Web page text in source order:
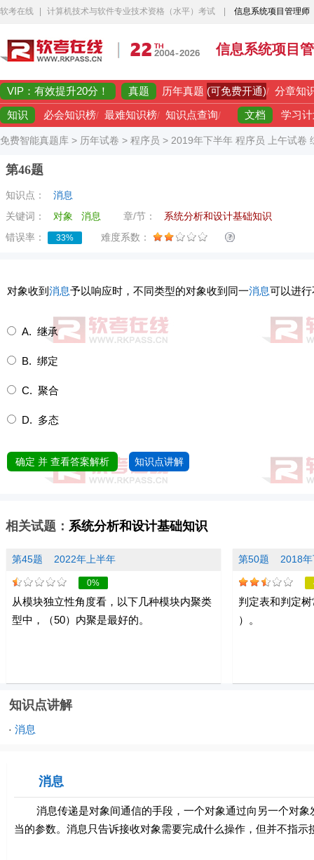
软考在线 计算机技术与软件专业技术资格（水平）考试 信息系统项目管理师
信息系统项目
VIP：有效提升20分！ 真题 历年真题 (可免费开通)/ 分章知
知识 必会知识榜/ 最难知识榜/ 知识点查询/ 文档 学习
免费智能真题库 > 历年试卷 > 程序员 > 2019年下半年 程序员 上午试卷
第46题
知识点：
消息
关键词：
对象 消息 章/节：
系统分析和设计基础知识
错误率：
33% 难度系数：
对象收到 消息予以响应时，不同类型的对象收到同一消息可以进
A. 继承
B. 绑定
C. 聚合
D. 多态
确定 并 查看答案解析 知识点讲解
相关试题： 系统分析和设计基础知识
第45题 2022年上半年
0%
从模块独立性角度看，以下几种模块内聚类
型中，（50）内聚是最好的。
第50题 2018
判定表和判定
）。
知识点讲解
· 消息
消息
消息传递是对象间通信的手段，一个对象通过向另一个对象
当的参数。消息只告诉接收对象需要完成什么操作，但并不指示